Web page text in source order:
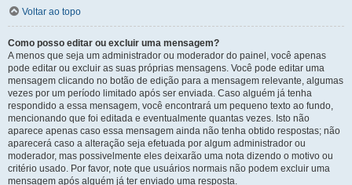
Voltar ao topo
Como posso editar ou excluir uma mensagem?
A menos que seja um administrador ou moderador do painel, você apenas
pode editar ou excluir as suas próprias mensagens. Você pode editar uma
mensagem clicando no botão de edição para a mensagem relevante, algumas
vezes por um período limitado após ser enviada. Caso alguém já tenha
respondido a essa mensagem, você encontrará um pequeno texto ao fundo,
mencionando que foi editada e eventualmente quantas vezes. Isto não
aparece apenas caso essa mensagem ainda não tenha obtido respostas; não
aparecerá caso a alteração seja efetuada por algum administrador ou
moderador, mas possivelmente eles deixarão uma nota dizendo o motivo ou
critério usado. Por favor, note que usuários normais não podem excluir uma
mensagem após alguém já ter enviado uma resposta.